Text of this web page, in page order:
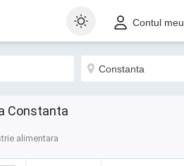
Contul meu
Constanta
alimentara